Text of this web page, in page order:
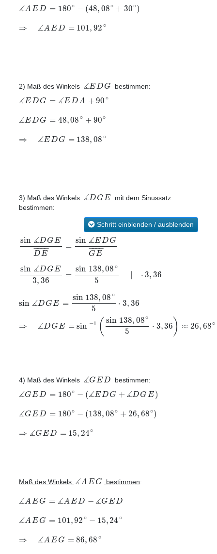
∡AED = 180∘ − (48,08∘ +30∘)
⇒
∡AED =101,92∘
2) Maß des Winkels ∡EDG bestimmen:
∡EDG = ∡EDA +90∘
∡EDG =48,08∘ +90∘
⇒ ∡EDG =138,08∘
3) Maß des Winkels ∡DGE
mit dem Sinussatz
bestimmen:
Schritt einblenden / ausblenden
sin ∡DGE
DE
− −
−− = sin ∡EDG
GE
− −
−−
sin ∡DGE
3,36 = sin 138,08∘
5 | ⋅3,36
sin ∡DGE = sin138,08∘
5 ⋅3,36
⇒
∡DGE =sin −1 (sin 138,08∘
5 ⋅3,36) ≈26,68∘
4) Maß des Winkels ∡GED bestimmen:
∡GED = 180∘ − (∡EDG +∡DGE)
∡GED = 180∘ − (138,08∘ +26,68∘)
⇒ ∡GED =15,24∘
Maß des Winkels ∡AEG bestimmen:
∡AEG = ∡AED −∡GED
∡AEG = 101,92∘ − 15,24∘
⇒ ∡AEG =86,68∘